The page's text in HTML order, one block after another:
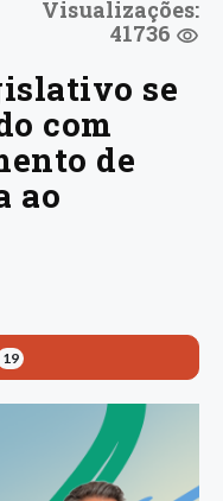
Visualizações:
41736
se
com
de
ao
19